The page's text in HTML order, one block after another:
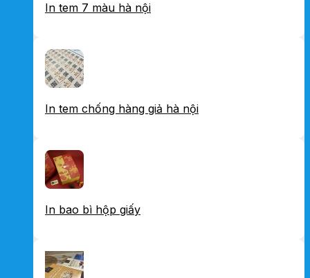
In tem 7 màu hà nội
In tem chống hàng giả hà nội
In bao bì hộp giấy